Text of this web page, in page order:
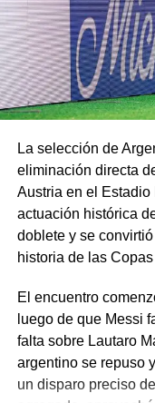
La selección de
eliminación directa
Austria en el
actuación histórica
doblete y se
historia de las
El encuentro
luego de que Messi
falta sobre Lautaro
argentino se repuso
un disparo preciso